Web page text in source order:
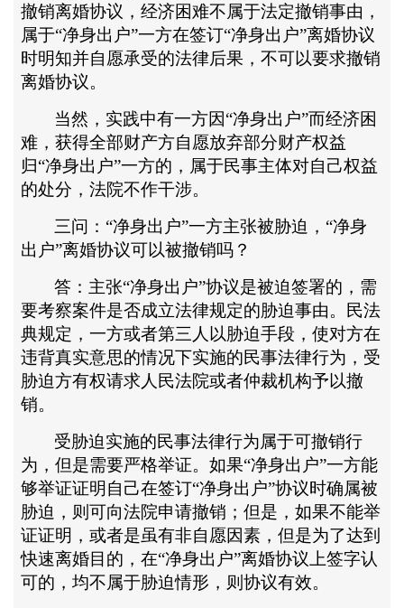
撤销离婚协议，经济困难不属于法定撤销事由，
属于“净身出户”一方在签订“净身出户”离婚协议
时明知并自愿承受的法律后果，不可以要求撤销
离婚协议。
当然，实践中有一方因“净身出户”而经济困
难，获得全部财产方自愿放弃部分财产权益
归“净身出户”一方的，属于民事主体对自己权益
的处分，法院不作干涉。
三问： “净身出户”一方主张被胁迫，“净身
出户”离婚协议可以被撤销吗？
答：主张“净身出户”协议是被迫签署的，需
要考察案件是否成立法律规定的胁迫事由。民法
典规定，一方或者第三人以胁迫手段，使对方在
违背真实意思的情况下实施的民事法律行为，受
胁迫方有权请求人民法院或者仲裁机构予以撤
销。
受胁迫实施的民事法律行为属于可撤销行
为，但是需要严格举证。如果“净身出户”一方能
够举证证明自己在签订“净身出户”协议时确属被
胁迫，则可向法院申请撤销；但是，如果不能举
证证明，或者是虽有非自愿因素，但是为了达到
快速离婚目的，在“净身出户”离婚协议上签字认
可的，均不属于胁迫情形，则协议有效。